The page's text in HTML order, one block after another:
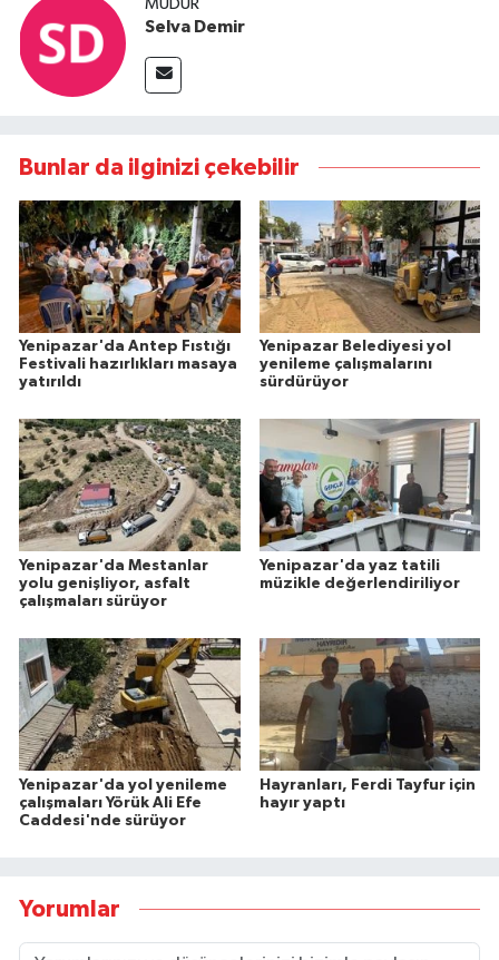
MÜDÜR
Selva Demir
Bunlar da ilginizi çekebilir
Yenipazar'da Antep Fıstığı
Festivali hazırlıkları masaya
yatırıldı
Yenipazar Belediyesi yol
yenileme çalışmalarını
sürdürüyor
Yenipazar'da Mestanlar
yolu genişliyor, asfalt
çalışmaları sürüyor
Yenipazar'da yaz tatili
müzikle değerlendiriliyor
Yenipazar'da yol yenileme
çalışmaları Yörük Ali Efe
Caddesi'nde sürüyor
Hayranları, Ferdi Tayfur için
hayır yaptı
Yorumlar